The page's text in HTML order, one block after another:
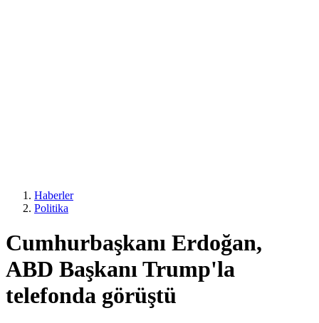
Haberler
Politika
Cumhurbaşkanı Erdoğan,
ABD Başkanı Trump'la
telefonda görüştü